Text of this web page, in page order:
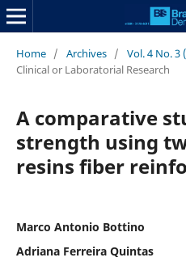
Home / Archives / Vol. 4 No. 3
Clinical or Laboratorial Research
A comparative
strength using
resins fiber
Marco Antonio Bottino
Adriana Ferreira Quintas